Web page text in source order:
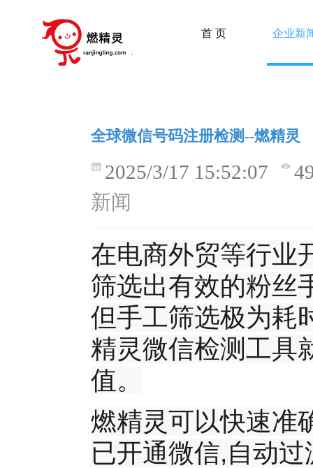
首 页 企业新
全球微信号码注册检测--燃精灵
2025/3/17 15:52:07
新闻
在电商外贸等行业
筛选出有效的粉丝
但手工筛选极为耗
精灵微信检测工具
值。
燃精灵可以快速准
已开通微信,自动